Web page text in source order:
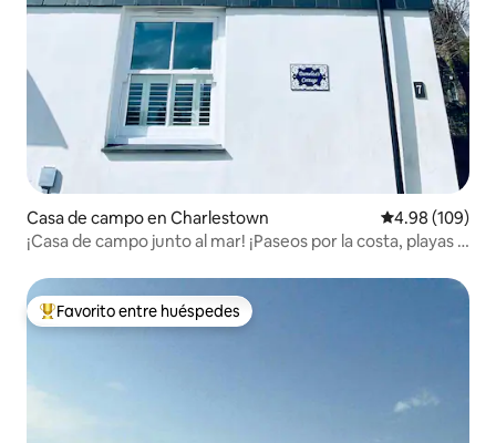
Casa de campo en Charlestown Calificación
4.98 (109)
¡Casa de campo junto al mar! ¡Paseos por la costa, playas y
Favorito entre huéspedes preferido
Favorito entre huéspedes